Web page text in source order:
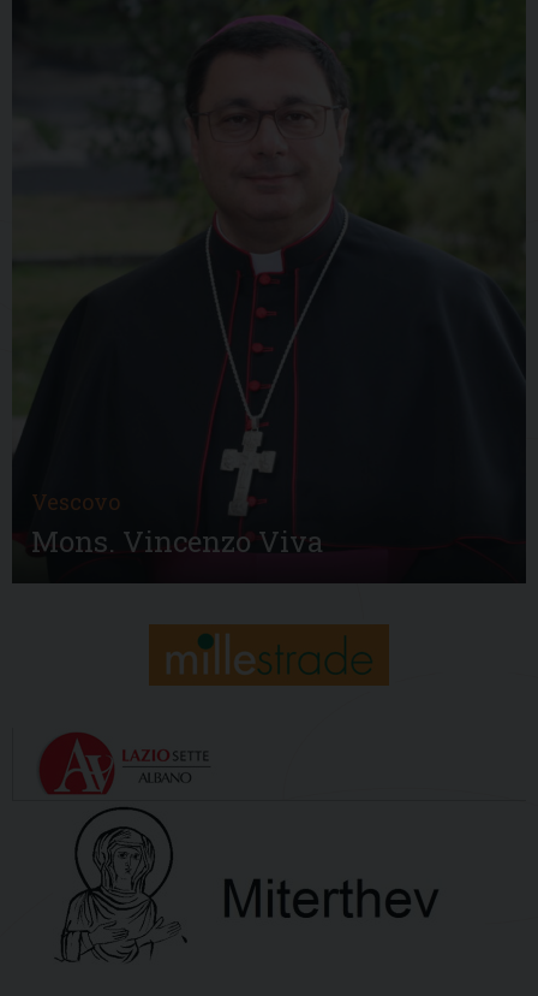
Vescovo
Mons. Vincenzo Viva